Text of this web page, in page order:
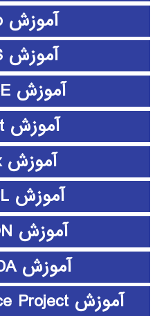
آموزش github
آموزش HFSS
آموزش HSPICE
آموزش L-Edit
آموزش Latex
آموزش LISREL
آموزش LUMION
آموزش MAXQDA
آموزش Microsoft Office Project